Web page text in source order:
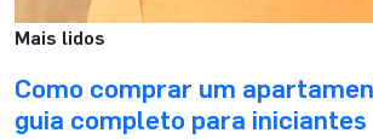
Mais lidos
Como comprar um
guia completo para iniciantes